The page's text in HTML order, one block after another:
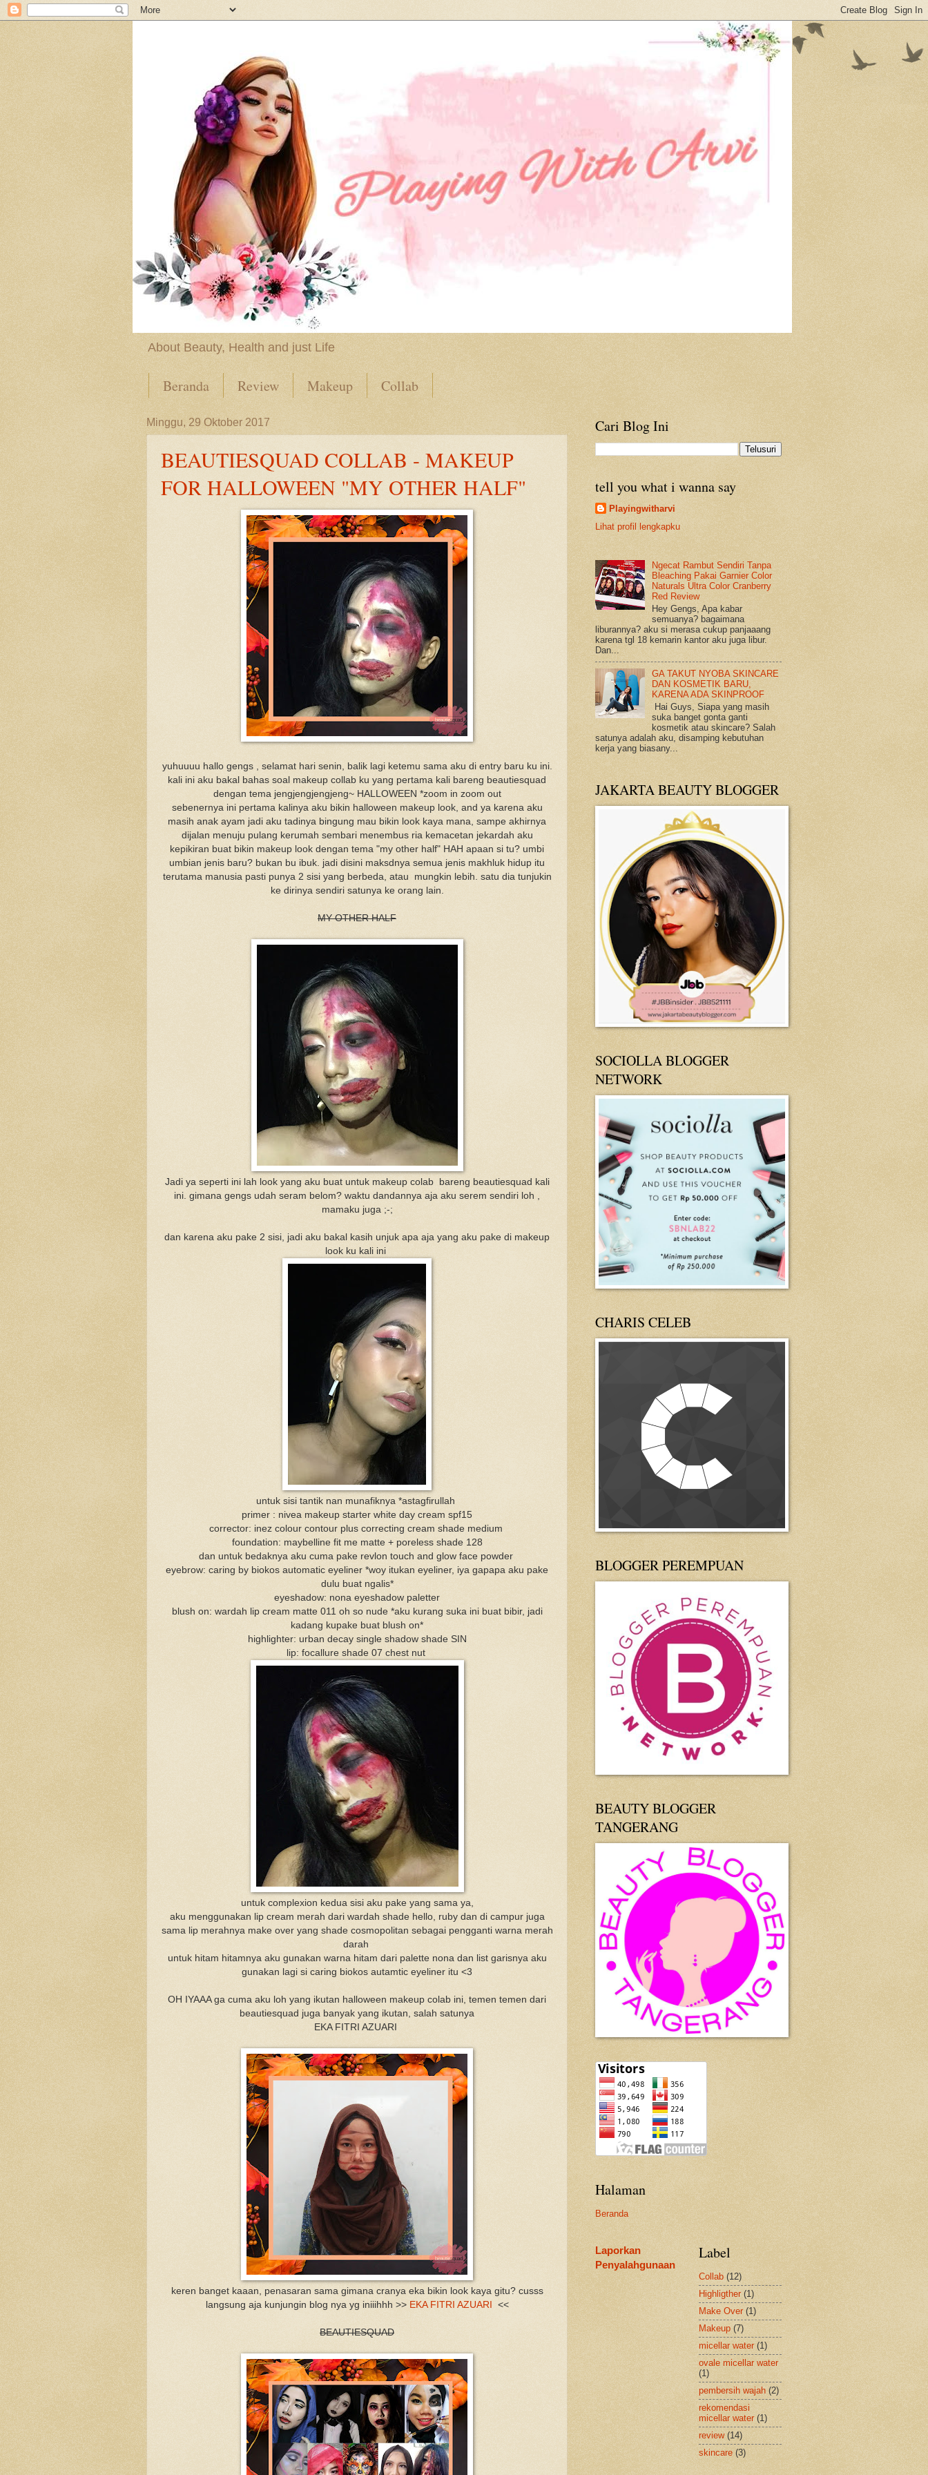
About Beauty, Health and just Life
Beranda Review Makeup Collab
Minggu, 29 Oktober 2017
BEAUTIESQUAD COLLAB - MAKEUP
FOR HALLOWEEN "MY OTHER HALF"
yuhuuuu hallo gengs , selamat hari senin, balik lagi ketemu sama aku di entry baru ku ini.
kali ini aku bakal bahas soal makeup collab ku yang pertama kali bareng beautiesquad
dengan tema jengjengjengjeng~ HALLOWEEN *zoom in zoom out
sebenernya ini pertama kalinya aku bikin halloween makeup look, and ya karena aku
masih anak ayam jadi aku tadinya bingung mau bikin look kaya mana, sampe akhirnya
dijalan menuju pulang kerumah sembari menembus ria kemacetan jekardah aku
kepikiran buat bikin makeup look dengan tema "my other half" HAH apaan si tu? umbi
umbian jenis baru? bukan bu ibuk. jadi disini maksdnya semua jenis makhluk hidup itu
terutama manusia pasti punya 2 sisi yang berbeda, atau mungkin lebih. satu dia tunjukin
ke dirinya sendiri satunya ke orang lain.
MY OTHER HALF
Jadi ya seperti ini lah look yang aku buat untuk makeup colab bareng beautiesquad kali
ini. gimana gengs udah seram belom? waktu dandannya aja aku serem sendiri loh ,
mamaku juga ;-;
dan karena aku pake 2 sisi, jadi aku bakal kasih unjuk apa aja yang aku pake di makeup
look ku kali ini
untuk sisi tantik nan munafiknya *astagfirullah
primer : nivea makeup starter white day cream spf15
corrector: inez colour contour plus correcting cream shade medium
foundation: maybelline fit me matte + poreless shade 128
dan untuk bedaknya aku cuma pake revlon touch and glow face powder
eyebrow: caring by biokos automatic eyeliner *woy itukan eyeliner, iya gapapa aku pake
dulu buat ngalis*
eyeshadow: nona eyeshadow paletter
blush on: wardah lip cream matte 011 oh so nude *aku kurang suka ini buat bibir, jadi
kadang kupake buat blush on*
highlighter: urban decay single shadow shade SIN
lip: focallure shade 07 chest nut
untuk complexion kedua sisi aku pake yang sama ya,
aku menggunakan lip cream merah dari wardah shade hello, ruby dan di campur juga
sama lip merahnya make over yang shade cosmopolitan sebagai pengganti warna merah
darah
untuk hitam hitamnya aku gunakan warna hitam dari palette nona dan list garisnya aku
gunakan lagi si caring biokos autamtic eyeliner itu <3
OH IYAAA ga cuma aku loh yang ikutan halloween makeup colab ini, temen temen dari
beautiesquad juga banyak yang ikutan, salah satunya
EKA FITRI AZUARI
keren banget kaaan, penasaran sama gimana cranya eka bikin look kaya gitu? cusss
langsung aja kunjungin blog nya yg iniiihhh >> EKA FITRI AZUARI <<
BEAUTIESQUAD
Cari Blog Ini
tell you what i wanna say
Playingwitharvi
Lihat profil lengkapku
Ngecat Rambut Sendiri Tanpa
Bleaching Pakai Garnier Color
Naturals Ultra Color Cranberry
Red Review
Hey Gengs, Apa kabar
semuanya? bagaimana
liburannya? aku si merasa cukup panjaaang
karena tgl 18 kemarin kantor aku juga libur.
Dan...
GA TAKUT NYOBA SKINCARE
DAN KOSMETIK BARU,
KARENA ADA SKINPROOF
Hai Guys, Siapa yang masih
suka banget gonta ganti
kosmetik atau skincare? Salah
satunya adalah aku, disamping kebutuhan
kerja yang biasany...
JAKARTA BEAUTY BLOGGER
SOCIOLLA BLOGGER
NETWORK
CHARIS CELEB
BLOGGER PEREMPUAN
BEAUTY BLOGGER
TANGERANG
Halaman
Beranda
Laporkan
Penyalahgunaan
Label
Collab (12)
Highligther (1)
Make Over (1)
Makeup (7)
micellar water (1)
ovale micellar water
(1)
pembersih wajah (2)
rekomendasi
micellar water (1)
review (14)
skincare (3)